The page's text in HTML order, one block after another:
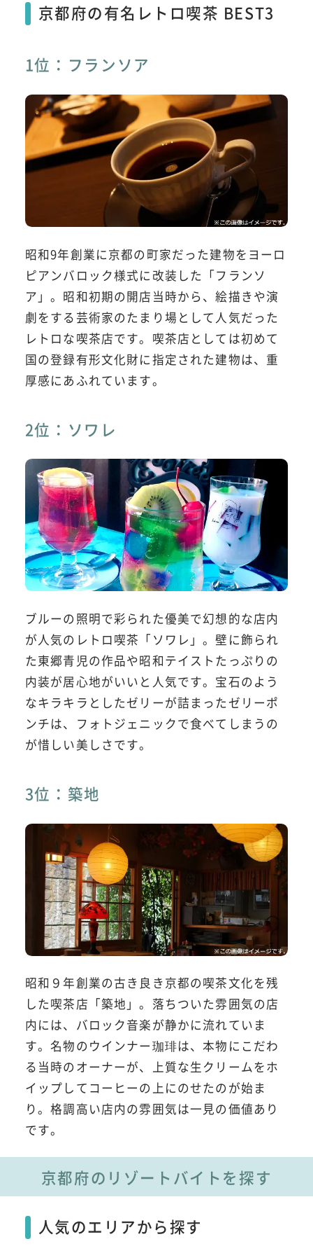
京都府の有名レトロ喫茶 BEST3
1位：フランソア
昭和9年創業に京都の町家だった建物をヨーロ
ピアンバロック様式に改装した「フランソ
ア」。昭和初期の開店当時から、絵描きや演
劇をする芸術家のたまり場として人気だった
レトロな喫茶店です。喫茶店としては初めて
国の登録有形文化財に指定された建物は、重
厚感にあふれています。
2位：ソワレ
ブルーの照明で彩られた優美で幻想的な店内
が人気のレトロ喫茶「ソワレ」。壁に飾られ
た東郷青児の作品や昭和テイストたっぷりの
内装が居心地がいいと人気です。宝石のよう
なキラキラとしたゼリーが詰まったゼリーポ
ンチは、フォトジェニックで食べてしまうの
が惜しい美しさです。
3位：築地
昭和９年創業の古き良き京都の喫茶文化を残
した喫茶店「築地」。落ちついた雰囲気の店
内には、バロック音楽が静かに流れていま
す。名物のウインナー珈琲は、本物にこだわ
る当時のオーナーが、上質な生クリームをホ
イップしてコーヒーの上にのせたのが始ま
り。格調高い店内の雰囲気は一見の価値あり
です。
京都府のリゾートバイトを探す
人気のエリアから探す